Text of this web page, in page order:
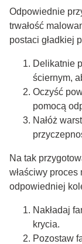
Odpowiednie
trwałość
postaci gładkiej
Delikatnie
ściernym,
Oczyść
pomocą
Nałóż
Na tak
właściwy
odpowiedniej
Nakładaj
krycia.
Pozostaw